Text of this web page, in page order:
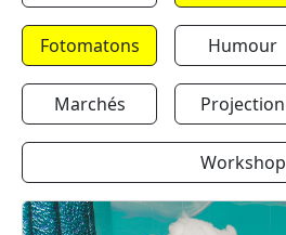
Fotomatons Humour
Marchés Projection
Workshop